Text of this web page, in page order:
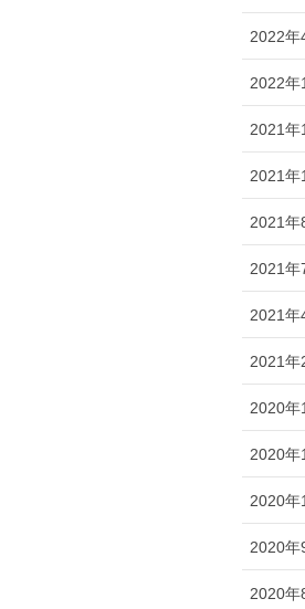
2022年
2022年
2021年
2021年
2021年
2021年
2021年
2021年
2020年
2020年
2020年
2020年
2020年